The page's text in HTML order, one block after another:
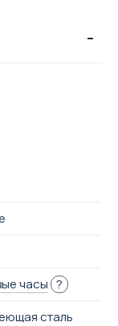
-
часы ?
сталь